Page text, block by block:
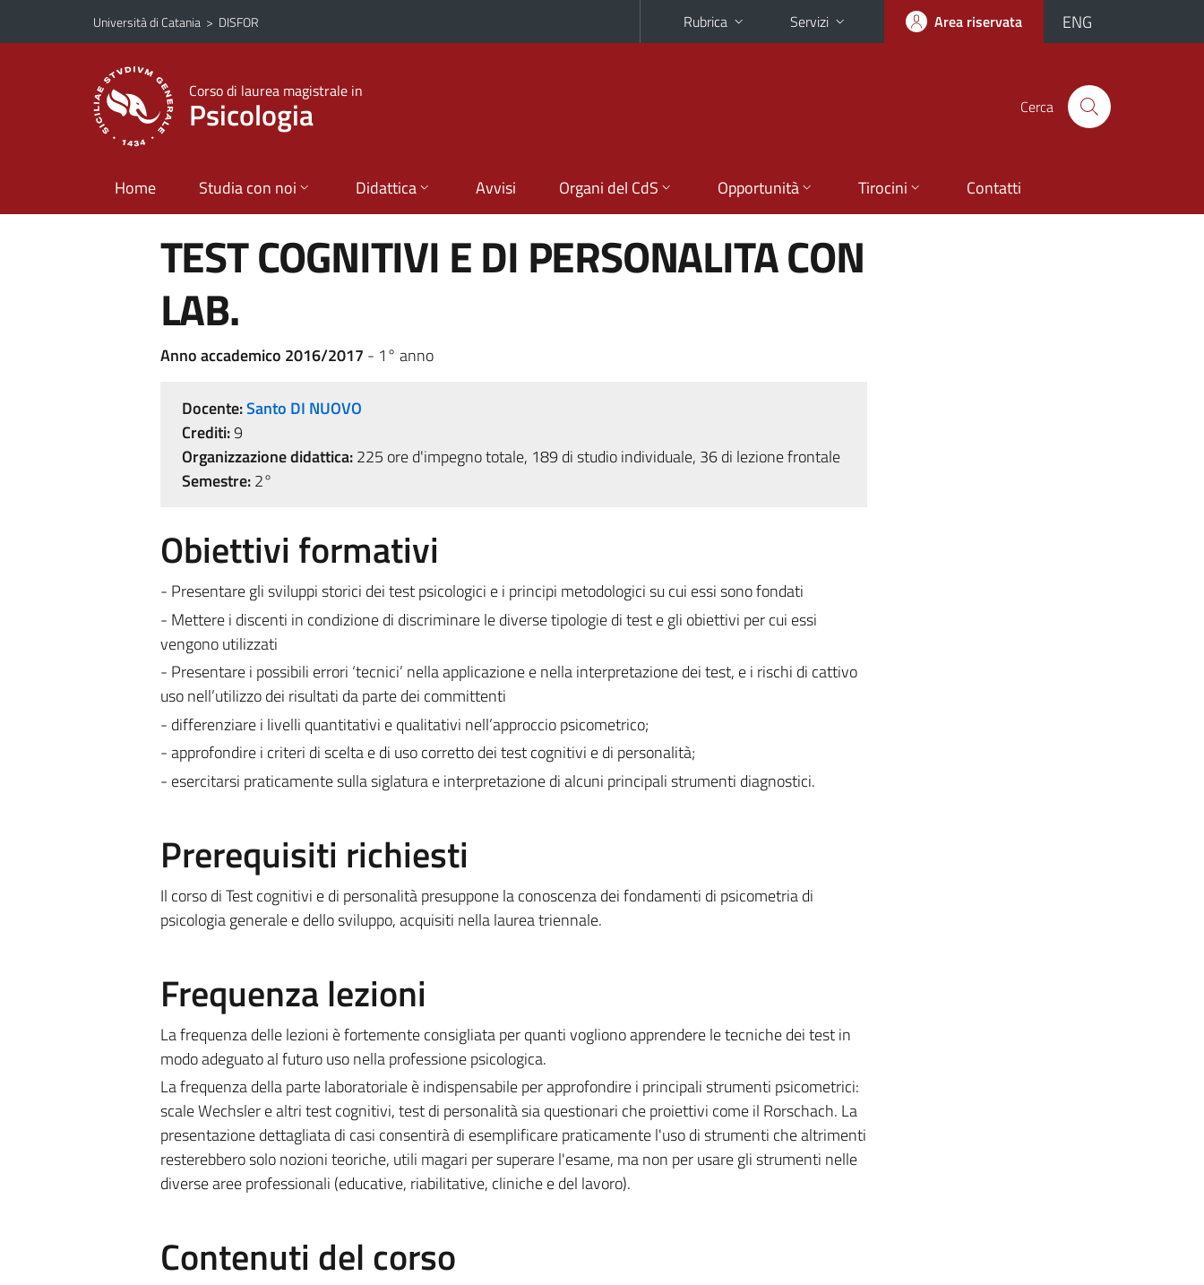
Vai al contenuto principale
Vai al menu di navigazione
Università di Catania > DISFOR Rubrica Servizi Area riservata ENG
Corso di laurea magistrale in
Psicologia Cerca
Home Studia con noi Didattica Avvisi Organi del CdS Opportunità Tirocini Contatti
TEST COGNITIVI E DI PERSONALITA CON
LAB.
Anno accademico 2016/2017 - 1° anno
Docente:Santo DI NUOVO
Crediti:9
Organizzazione didattica:225 ore d'impegno totale, 189 di studio individuale, 36 di lezione frontale
Semestre:2°
Obiettivi formativi
- Presentare gli sviluppi storici dei test psicologici e i principi metodologici su cui essi sono fondati
- Mettere i discenti in condizione di discriminare le diverse tipologie di test e gli obiettivi per cui essi
vengono utilizzati
- Presentare i possibili errori ‘tecnici’ nella applicazione e nella interpretazione dei test, e i rischi di cattivo
uso nell’utilizzo dei risultati da parte dei committenti
- differenziare i livelli quantitativi e qualitativi nell’approccio psicometrico;
- approfondire i criteri di scelta e di uso corretto dei test cognitivi e di personalità;
- esercitarsi praticamente sulla siglatura e interpretazione di alcuni principali strumenti diagnostici.
Prerequisiti richiesti
Il corso di Test cognitivi e di personalità presuppone la conoscenza dei fondamenti di psicometria di
psicologia generale e dello sviluppo, acquisiti nella laurea triennale.
Frequenza lezioni
La frequenza delle lezioni è fortemente consigliata per quanti vogliono apprendere le tecniche dei test in
modo adeguato al futuro uso nella professione psicologica.
La frequenza della parte laboratoriale è indispensabile per approfondire i principali strumenti psicometrici:
scale Wechsler e altri test cognitivi, test di personalità sia questionari che proiettivi come il Rorschach. La
presentazione dettagliata di casi consentirà di esemplificare praticamente l'uso di strumenti che altrimenti
resterebbero solo nozioni teoriche, utili magari per superare l'esame, ma non per usare gli strumenti nelle
diverse aree professionali (educative, riabilitative, cliniche e del lavoro).
Contenuti del corso